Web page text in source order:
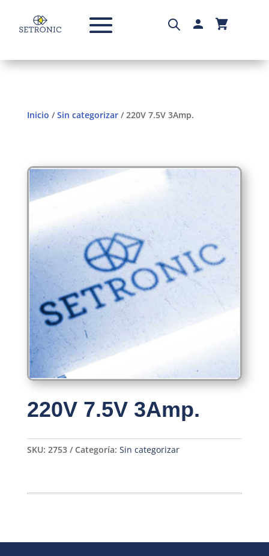
Inicio /Sin categorizar/ 220V 7.5V 3Amp.
220V 7.5V 3Amp.
SKU: 2753 Categoría: Sin categorizar